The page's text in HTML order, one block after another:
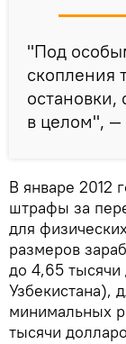
"Под
скопления
остановки,
в целом", —
В январе 2012
штрафы за
для
размеров
до 4,65
Узбекистана),
минимальных
тысячи